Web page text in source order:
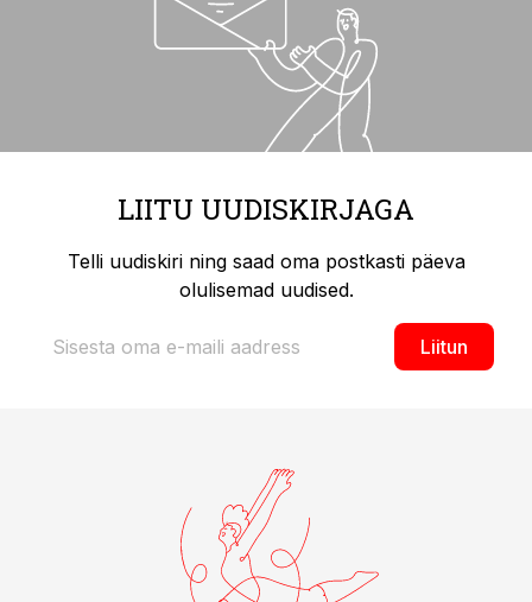
LIITU UUDISKIRJAGA
Telli uudiskiri ning saad oma postkasti päeva
olulisemad uudised.
Liitun